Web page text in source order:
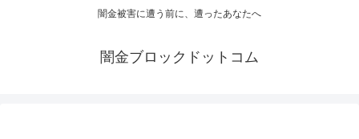
闇金被害に遭う前に、遭ったあなたへ
闇金ブロックドットコム